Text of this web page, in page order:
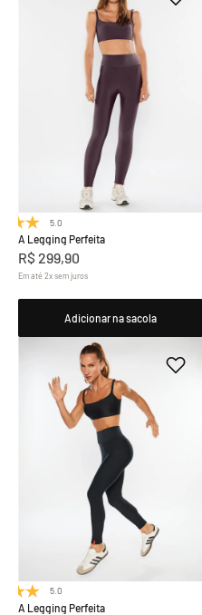
5.0
A Legging Perfeita
R$299,90
Em até2xsem juros
Adicionar na sacola
5.0
A Legging Perfeita